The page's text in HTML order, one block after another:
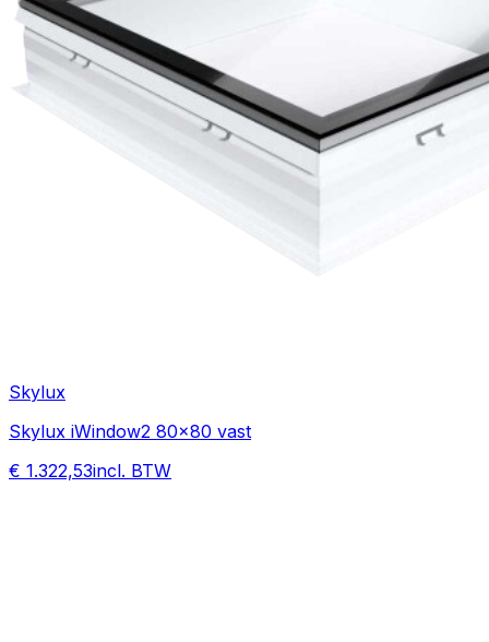
Skylux
Skylux iWindow2 80x80 vast
€ 1.322,53incl. BTW